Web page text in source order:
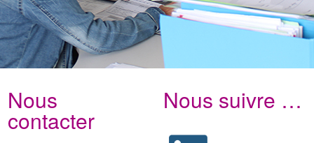
Nous
contacter
Nous suivre …